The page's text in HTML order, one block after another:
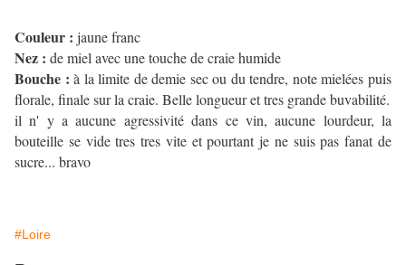
Couleur : jaune franc
Nez : de miel avec une touche de craie humide
Bouche : à la limite de demie sec ou du tendre, note mielées puis
florale, finale sur la craie. Belle longueur et tres grande buvabilité.
il n' y a aucune agressivité dans ce vin, aucune lourdeur, la
bouteille se vide tres tres vite et pourtant je ne suis pas fanat de
sucre... bravo
#Loire